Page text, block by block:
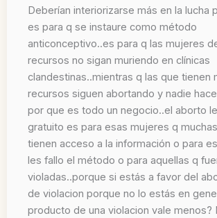
Deberían interiorizarse más en la lucha
es para q se instaure como método
anticonceptivo..es para q las mujeres
recursos no sigan muriendo en clínicas
clandestinas..mientras q las que tienen
recursos siguen abortando y nadie
por que es todo un negocio..el aborto
gratuito es para esas mujeres q
tienen acceso a la información o para
les fallo el método o para aquellas q
violadas..porque si estás a favor del
de violacion porque no lo estás en
producto de una violacion vale menos?